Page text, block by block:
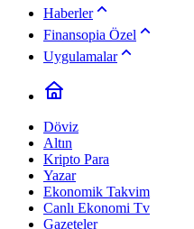
Haberler
Finansopia Özel
Uygulamalar
Döviz
Altın
Kripto Para
Yazar
Ekonomik Takvim
Canlı Ekonomi Tv
Gazeteler